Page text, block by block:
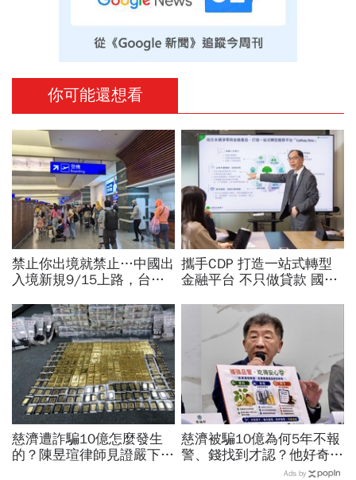
你可能還想看
禁止你出境就禁止…中國出
入境新規9/15上路，台灣
職業特別注意：前例在這
攜手CDP 打造一站式轉型
金融平台 不只做貸款 國泰
慈濟遭詐騙10億怎麼發生
的？陳昱瑄律師見證嚴下跪
慈濟被騙10億為何5年不報
警、錢找到才認？他好奇：
當年財報怎麼編…陳時中背
Ads by